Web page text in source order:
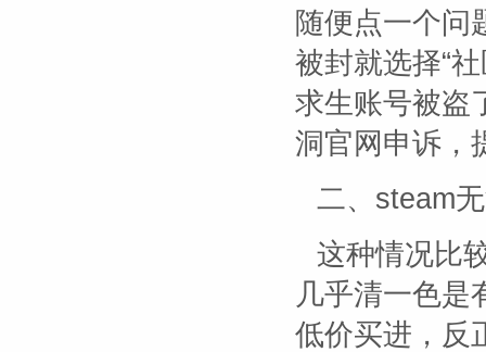
随便点一个问
被封就选择“
求生账号被盗
洞官网申诉，
二、steam
这种情况比
几乎清一色是
低价买进，反